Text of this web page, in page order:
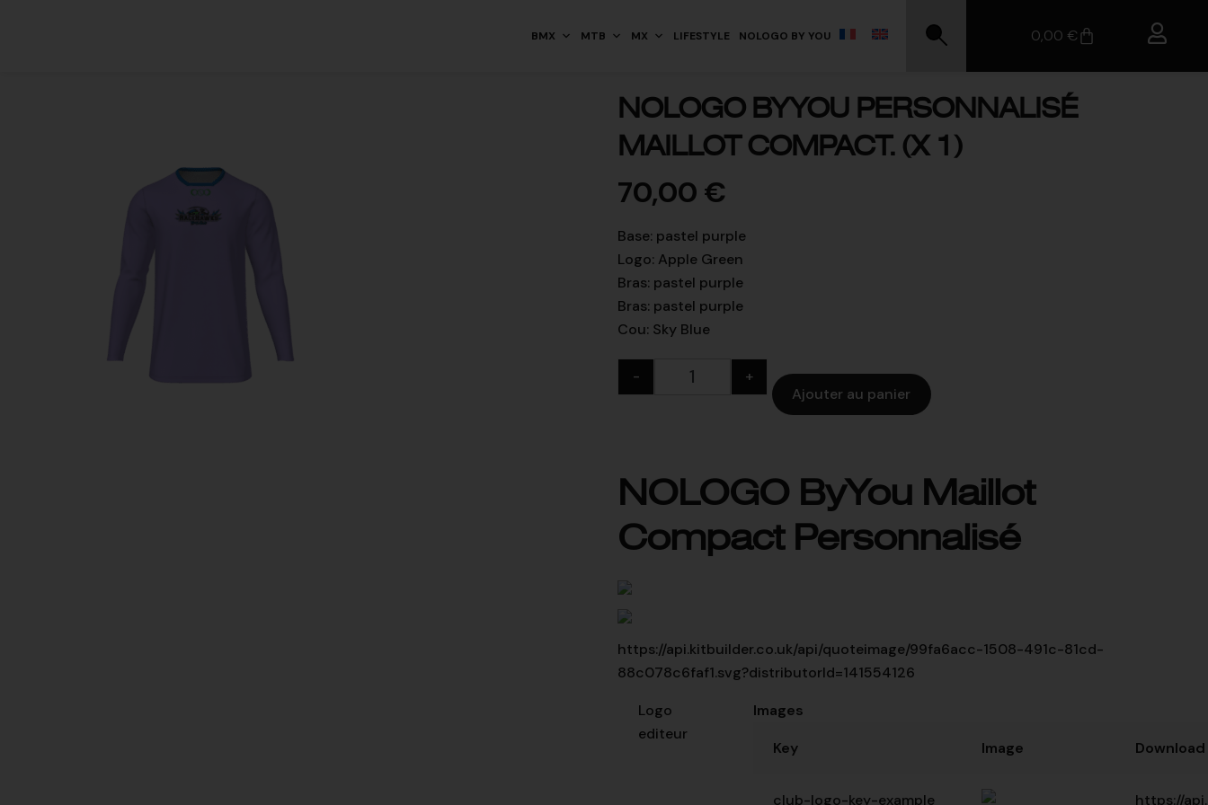
BMX MTB MX LIFESTYLE NOLOGO BY YOU 0,00 €
NOLOGO BYYOU PERSONNALISÉ
MAILLOT COMPACT. (X 1)
70,00 €
Base: pastel purple
Logo: Apple Green
Bras: pastel purple
Bras: pastel purple
Cou: Sky Blue
-
+
Ajouter au panier
NOLOGO ByYou Maillot
Compact Personnalisé
https://api.kitbuilder.co.uk/api/quoteimage/99fa6acc-1508-491c-81cd-
88c078c6faf1.svg?distributorId=141554126
Logo
editeur
Images
Key
Image Download
club-logo-key-example https://